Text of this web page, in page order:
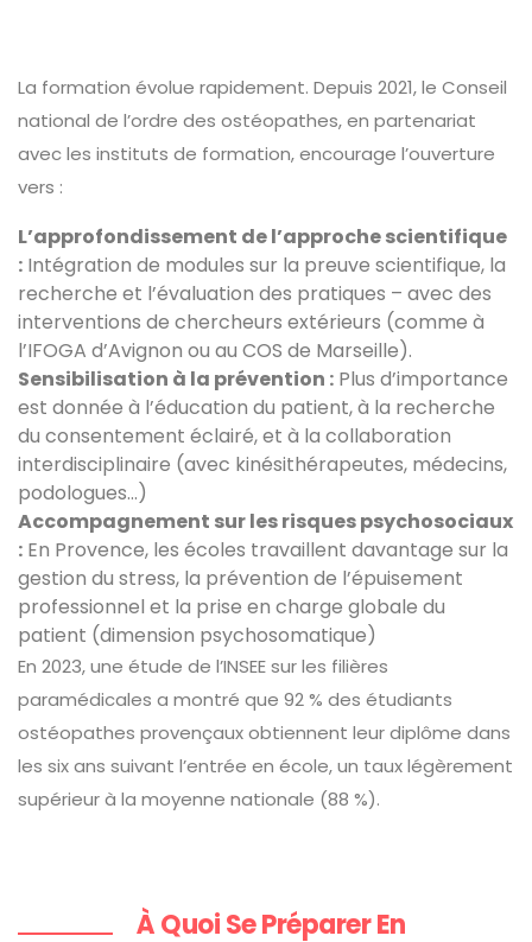
La formation évolue rapidement. Depuis 2021, le Conseil
national de l’ordre des ostéopathes, en partenariat
avec les instituts de formation, encourage l’ouverture
vers :
L’approfondissement de l’approche scientifique
: Intégration de modules sur la preuve scientifique, la
recherche et l’évaluation des pratiques – avec des
interventions de chercheurs extérieurs (comme à
l’IFOGA d’Avignon ou au COS de Marseille).
Sensibilisation à la prévention : Plus d’importance
est donnée à l’éducation du patient, à la recherche
du consentement éclairé, et à la collaboration
interdisciplinaire (avec kinésithérapeutes, médecins,
podologues...)
Accompagnement sur les risques psychosociaux
: En Provence, les écoles travaillent davantage sur la
gestion du stress, la prévention de l’épuisement
professionnel et la prise en charge globale du
patient (dimension psychosomatique)
En 2023, une étude de l’INSEE sur les filières
paramédicales a montré que 92 % des étudiants
ostéopathes provençaux obtiennent leur diplôme dans
les six ans suivant l’entrée en école, un taux légèrement
supérieur à la moyenne nationale (88 %).
À Quoi Se Préparer En